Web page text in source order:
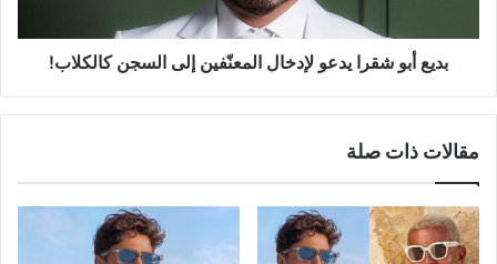
كالكلاب!‎
بديع أبو شقرا يدعو لإدخال المعنّفين إلى السجن كالكلاب!‎
مقالات ذات صلة